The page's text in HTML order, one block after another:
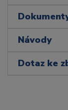
Návody
Dotaz ke